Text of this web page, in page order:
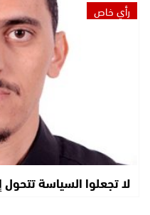
رأي خاص
لا تجعلوا السياسة